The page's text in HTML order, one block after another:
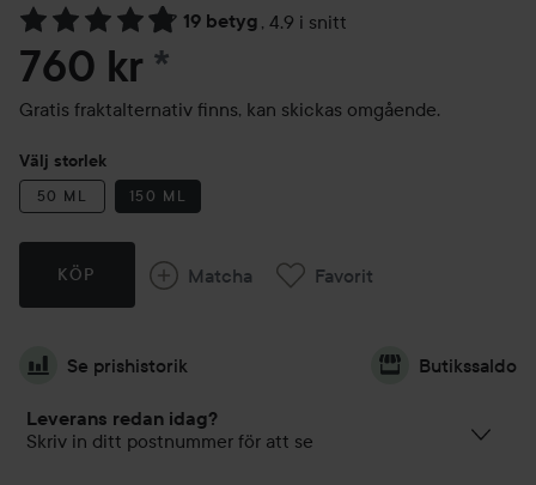
19 betyg , 4.9 i snitt
Hoppa till Betyg & kommentarer
760 kr *
Gratis fraktalternativ finns, kan skickas omgående.
Välj storlek
50 ML 150 ML
KÖP Matcha Favorit
Se prishistorik Butikssaldo
Leverans redan idag?
Skriv in ditt postnummer för att se